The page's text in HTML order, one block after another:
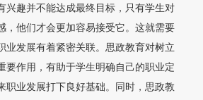
兴趣并不能达成最终目标，只有学生对
，他们才会更加容易接受它。这就需要
业发展有着紧密关联。思政教育对树立
要作用，有助于学生明确自己的职业定
职业发展打下良好基础。同时，思政教